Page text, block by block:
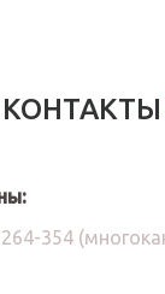
КОНТАКТЫ
354